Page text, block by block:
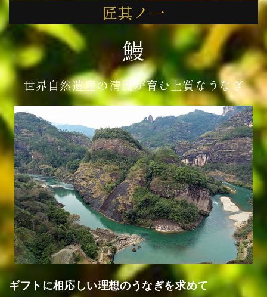
匠其ノ一
鰻
世界自然遺産の清流が育む上質なうなぎ
ギフトに相応しい理想のうなぎを求めて